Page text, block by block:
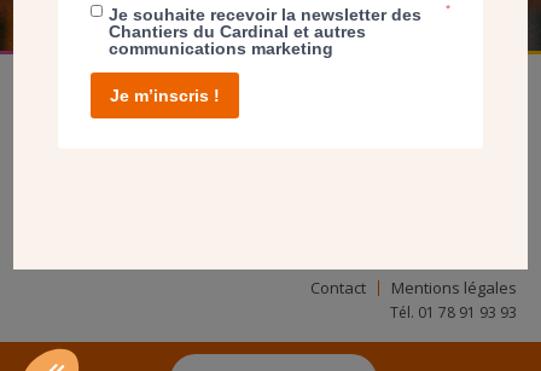
Contact Mentions légales
Tél. 01 78 91 93 93
Je souhaite recevoir la newsletter des
Chantiers du Cardinal et autres
communications marketing
*
Je m’inscris !